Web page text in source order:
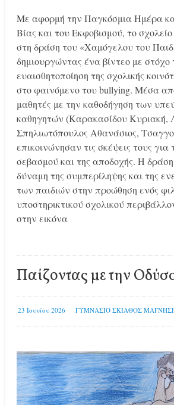
Με αφορμή την Παγκόσμια Ημέρα
Βίας και του Εκφοβισμού, το
στη δράση του «Χαμόγελου του
δημιουργώντας ένα βίντεο με στόχο
ευαισθητοποίηση της σχολικής
στο φαινόμενο του bullying. Μέσα
μαθητές με την καθοδήγηση των
καθηγητών (Καρακασίδου Κυριακή,
Σπηλιωτόπουλος Αθανάσιος,
επικοινώνησαν τις σκέψεις τους
σεβασμού και της αποδοχής. Η
δύναμη της συμπερίληψης και της
των παιδιών στην προώθηση ενός
υποστηρικτικού σχολικού
στην εικόνα
Παίζοντας με την
23 Ιουνίου 2026 ΓΥΜΝΑΣΙΟ ΣΚΙΑΘΟΣ